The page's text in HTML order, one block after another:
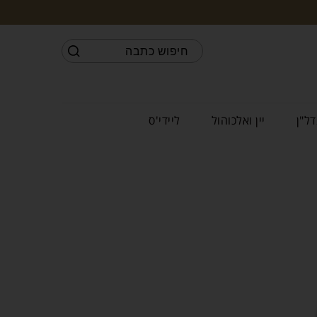
יין ואלכוהול ליידי'ס